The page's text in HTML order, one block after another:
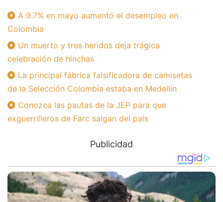
A 9.7% en mayo aumentó el desempleo en
Colombia
Un muerto y tres heridos deja trágica
celebración de hinchas
La principal fábrica falsificadora de camisetas
de la Selección Colombia estaba en Medellín
Conozca las pautas de la JEP para que
exguerrilleros de Farc salgan del país
Publicidad